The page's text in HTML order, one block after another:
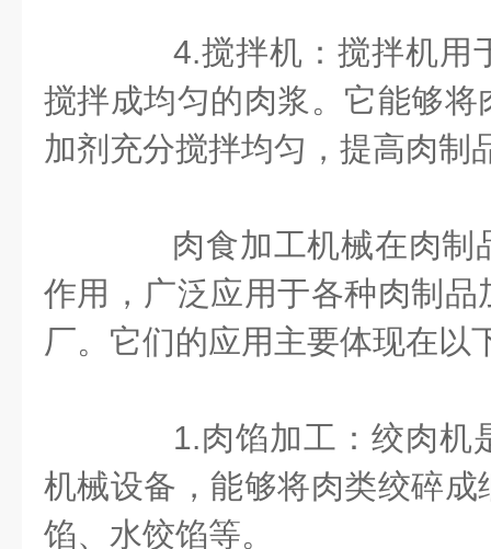
4.搅拌机：搅拌机用
搅拌成均匀的肉浆。它能够
加剂充分搅拌均匀，提高肉制
肉食加工机械在肉制
作用，广泛应用于各种肉制
厂。它们的应用主要体现在以
1.肉馅加工：绞肉机
机械设备，能够将肉类绞碎
馅、水饺馅等。